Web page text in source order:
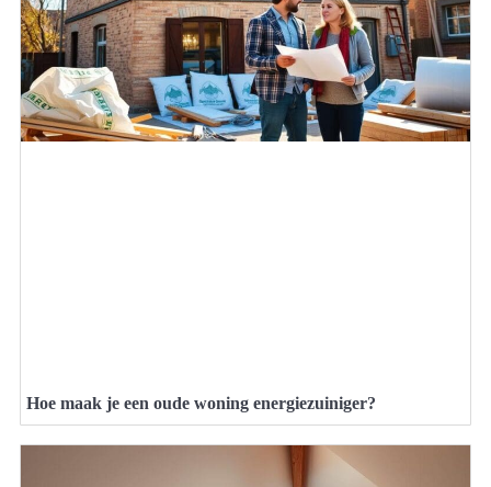
Hoe maak je een oude woning energiezuiniger?